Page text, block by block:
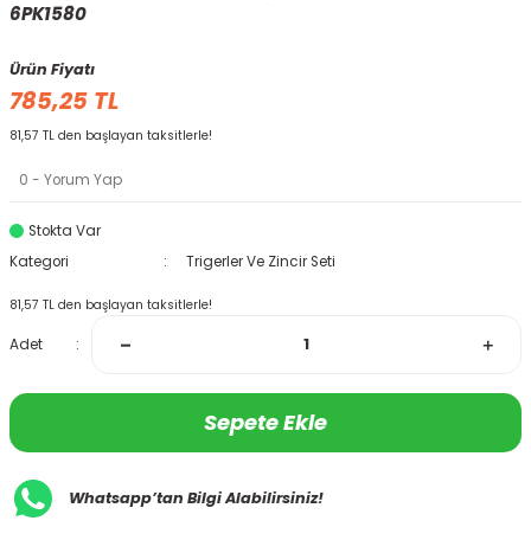
6PK1580
Ürün Fiyatı
785,25 TL
81,57 TL den başlayan taksitlerle!
0 - Yorum Yap
Stokta Var
Kategori
Trigerler Ve Zincir Seti
81,57 TL den başlayan taksitlerle!
Adet
Sepete Ekle
Whatsapp’tan Bilgi Alabilirsiniz!